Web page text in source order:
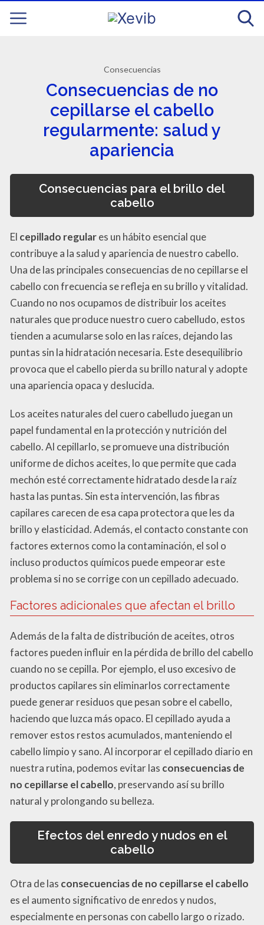
Consecuencias
Consecuencias de no
cepillarse el cabello
regularmente: salud y
apariencia
Consecuencias para el brillo del
cabello
El cepillado regulares un hábito esencial que
contribuye a la salud y apariencia de nuestro cabello.
Una de las principales consecuencias de no cepillarse el
cabello con frecuencia se refleja en su brillo y vitalidad.
Cuando no nos ocupamos de distribuir los aceites
naturales que produce nuestro cuero cabelludo, estos
tienden a acumularse solo en las raíces, dejando las
puntas sin la hidratación necesaria. Este desequilibrio
provoca que el cabello pierda su brillo natural y adopte
una apariencia opaca y deslucida.
Los aceites naturales del cuero cabelludo juegan un
papel fundamental en la protección y nutrición del
cabello. Al cepillarlo, se promueve una distribución
uniforme de dichos aceites, lo que permite que cada
mechón esté correctamente hidratado desde la raíz
hasta las puntas. Sin esta intervención, las fibras
capilares carecen de esa capa protectora que les da
brillo y elasticidad. Además, el contacto constante con
factores externos como la contaminación, el sol o
incluso productos químicos puede empeorar este
problema si no se corrige con un cepillado adecuado.
Factores adicionales que afectan el brillo
Además de la falta de distribución de aceites, otros
factores pueden influir en la pérdida de brillo del cabello
cuando no se cepilla. Por ejemplo, el uso excesivo de
productos capilares sin eliminarlos correctamente
puede generar residuos que pesan sobre el cabello,
haciendo que luzca más opaco. El cepillado ayuda a
remover estos restos acumulados, manteniendo el
cabello limpio y sano. Al incorporar el cepillado diario en
nuestra rutina, podemos evitar las consecuencias de
no cepillarse el cabello, preservando así su brillo
natural y prolongando su belleza.
Efectos del enredo y nudos en el
cabello
Otra de las consecuencias de no cepillarse el cabello
es el aumento significativo de enredos y nudos,
especialmente en personas con cabello largo o rizado.